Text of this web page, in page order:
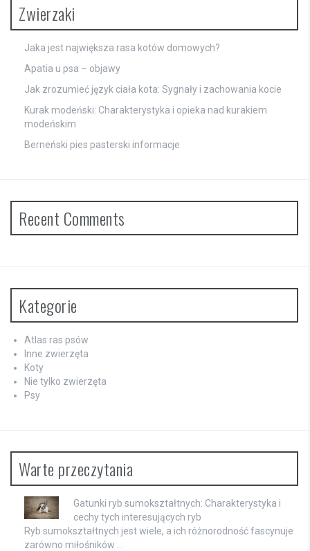
Zwierzaki
Jaka jest największa rasa kotów domowych?
Apatia u psa – objawy
Jak zrozumieć język ciała kota: Sygnały i zachowania kocie
Kurak modeński: Charakterystyka i opieka nad kurakiem
modeńskim
Berneński pies pasterski informacje
Recent Comments
Kategorie
Atlas ras psów
Inne zwierzęta
Koty
Nie tylko zwierzęta
Psy
Warte przeczytania
Gatunki ryb sumokształtnych: Charakterystyka i
cechy tych interesujących ryb
Ryb sumokształtnych jest wiele, a ich różnorodność fascynuje
zarówno miłośników …